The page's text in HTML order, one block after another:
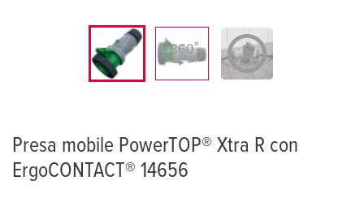
Presa mobile PowerTOP® Xtra R con
ErgoCONTACT® 14656